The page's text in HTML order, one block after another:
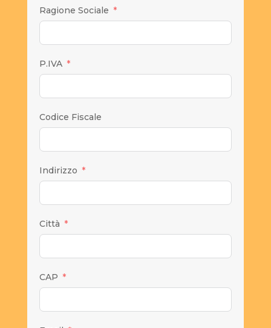
Ragione Sociale
P.IVA
Codice Fiscale
Indirizzo
Città
CAP